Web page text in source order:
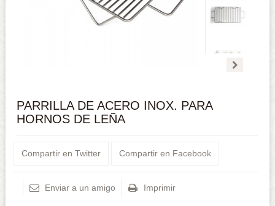
PARRILLA DE ACERO INOX. PARA
HORNOS DE LEÑA
Compartir en Twitter Compartir en Facebook
Enviar a un amigo Imprimir